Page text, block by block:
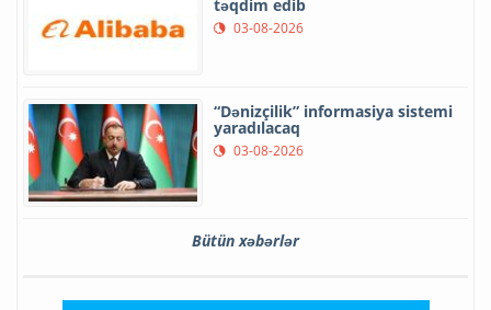
təqdim edib
03-08-2026
“Dənizçilik” informasiya sistemi
yaradılacaq
03-08-2026
Bütün xəbərlər